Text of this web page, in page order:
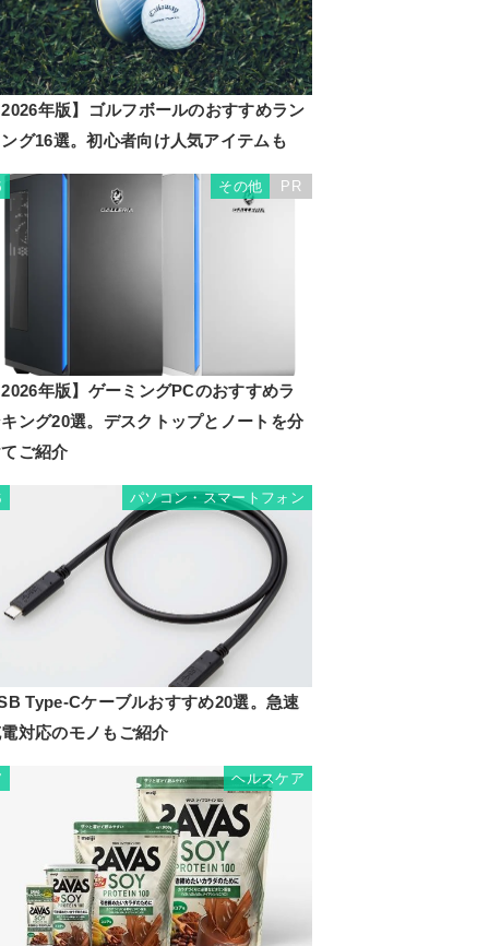
年版】ゴルフボールのおすすめラン
グ16選。初心者向け人気アイテムも
その他 PR
年版】ゲーミングPCのおすすめラ
ング20選。デスクトップとノートを分
ご紹介
パソコン・スマートフォン
Type-Cケーブルおすすめ20選。急速
対応のモノもご紹介
ヘルスケア